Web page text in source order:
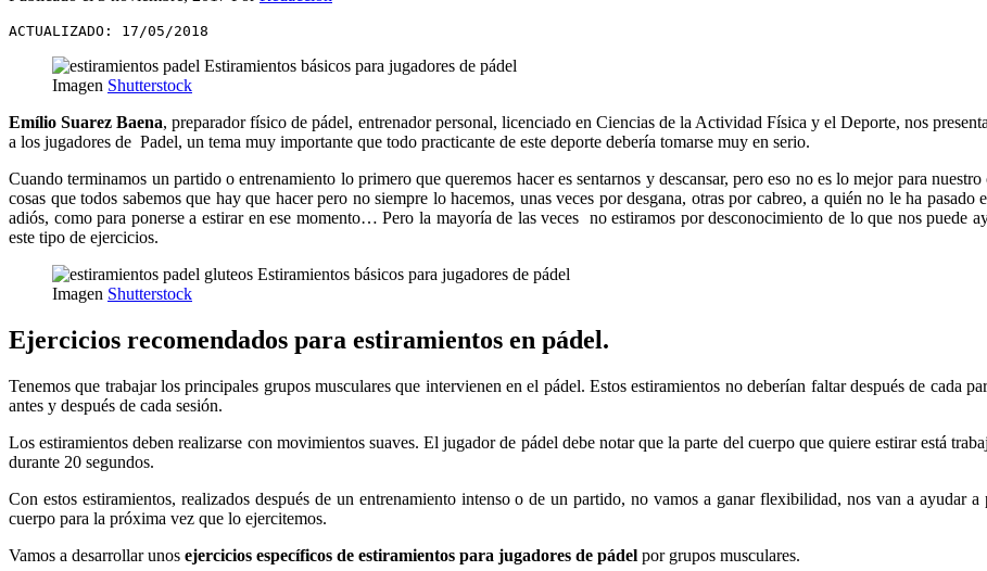
ACTUALIZADO: 17/05/2018
Imagen Shutterstock
Emílio Suarez Baena, preparador físico de pádel, entrenador personal, licenciado en Ciencias de la Actividad Física y el Deporte, nos
a los jugadores de Padel, un tema muy importante que todo practicante de este deporte debería tomarse muy en serio.
Cuando terminamos un partido o entrenamiento lo primero que queremos hacer es sentarnos y descansar, pero eso no es lo mejor para
cosas que todos sabemos que hay que hacer pero no siempre lo hacemos, unas veces por desgana, otras por cabreo, a quién no le ha
adiós, como para ponerse a estirar en ese momento… Pero la mayoría de las veces no estiramos por desconocimiento de lo que nos puede
este tipo de ejercicios.
Imagen Shutterstock
Ejercicios recomendados para estiramientos en pádel.
Tenemos que trabajar los principales grupos musculares que intervienen en el pádel. Estos estiramientos no deberían faltar después de cada
antes y después de cada sesión.
Los estiramientos deben realizarse con movimientos suaves. El jugador de pádel debe notar que la parte del cuerpo que quiere estirar está
durante 20 segundos.
Con estos estiramientos, realizados después de un entrenamiento intenso o de un partido, no vamos a ganar flexibilidad, nos van a ayudar
cuerpo para la próxima vez que lo ejercitemos.
Vamos a desarrollar unos ejercicios específicos de estiramientos para jugadores de pádel por grupos musculares.